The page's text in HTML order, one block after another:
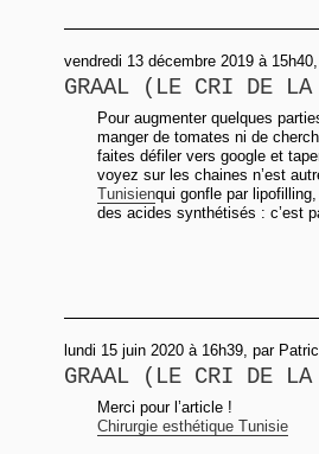
vendredi 13 décembre 2019 à
GRAAL (LE CRI DE
Pour augmenter quelques
manger de tomates ni de
faites défiler vers google et
voyez sur les chaines n’est
Tunisienqui gonfle par
des acides synthétisés : c’est
lundi 15 juin 2020 à 16h39, par
GRAAL (LE CRI DE
Merci pour l’article !
Chirurgie esthétique Tunisie